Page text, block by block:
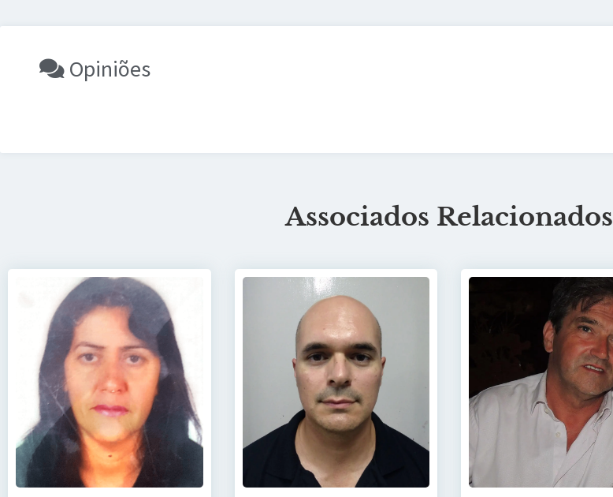
Opiniões
Associados Relacionados